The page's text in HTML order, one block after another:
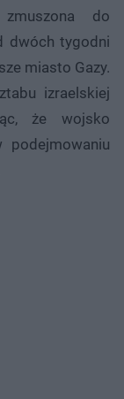
do
dwóch tygodni
miasto Gazy.
izraelskiej
że wojsko
podejmowaniu